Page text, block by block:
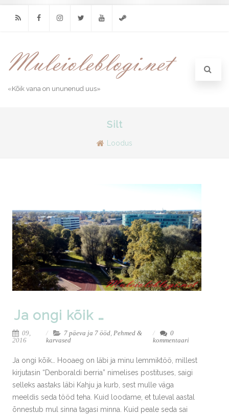
«Kõik vana on ununenud uus»
Silt
Loodus
Ja ongi kõik …
09,
2016
7 päeva ja 7 ööd, Pehmed &
karvased
0
kommentaari
Ja ongi kõik… Hooaeg on läbi ja minu lemmiktöö, millest
kirjutasin “Denboraldi berria” nimelises postituses, saigi
selleks aastaks läbi Kahju ja kurb, sest mulle väga
meeldis seda tööd teha. Kuid loodame, et tuleval aastal
õnnestub mul sinna tagasi minna. Kuid peale seda sai